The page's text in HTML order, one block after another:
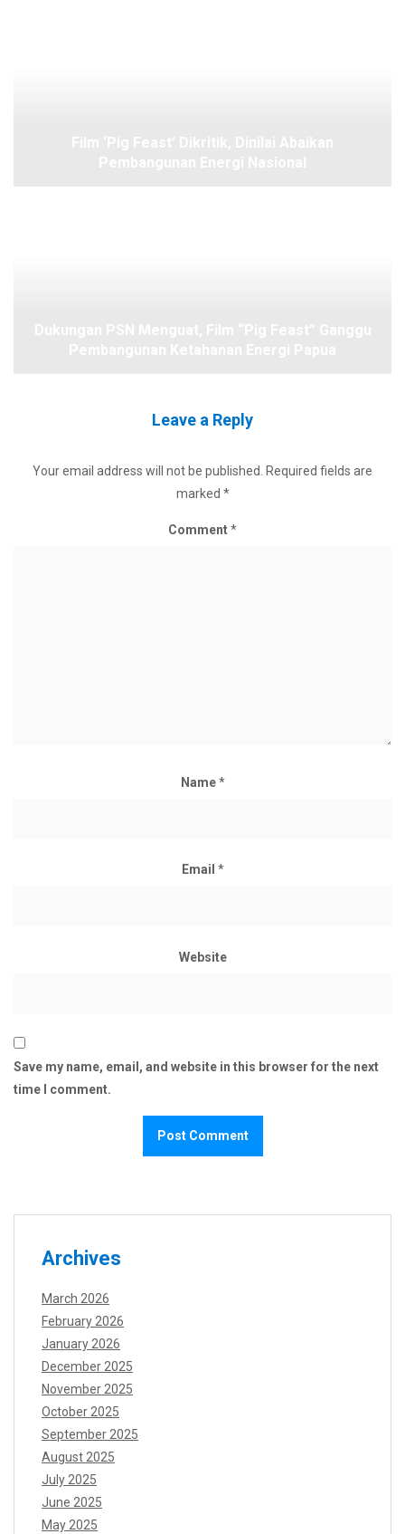
Leave a Reply
Your email address will not be published.
Required fields are
marked *
Comment*
Name*
Email *
Website
Save my name, email, and website in this browser for the next
time I comment.
Archives
March 2026
February 2026
January 2026
December 2025
November 2025
October 2025
September 2025
August 2025
July 2025
June 2025
May 2025